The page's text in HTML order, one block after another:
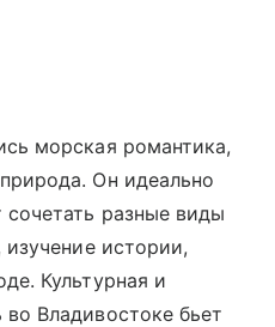
морская романтика,
Он идеально
разные виды
истории,
Культурная и
Владивостоке бьет